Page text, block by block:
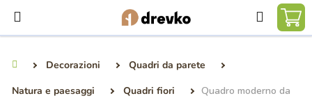
contenuto
Ricerca
Decorazioni
Quadri da parete
Natura e paesaggi
Quadri fiori
Quadro moderno da